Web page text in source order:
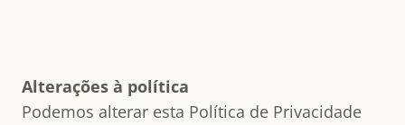
Alterações à política
Podemos alterar esta Política de Privacidade